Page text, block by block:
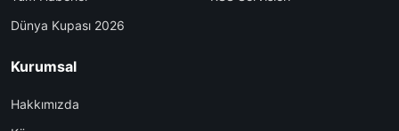
Dünya Kupası 2026
Kurumsal
Hakkımızda